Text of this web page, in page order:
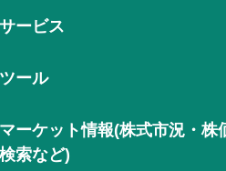
サービス
ツール
マーケット情報(株式市況・株
検索など)